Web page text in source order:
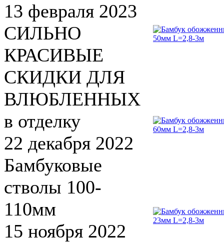
13 февраля 2023
СИЛЬНО
КРАСИВЫЕ
СКИДКИ ДЛЯ
ВЛЮБЛЕННЫХ
в отделку
22 декабря 2022
Бамбуковые
стволы 100-
110мм
15 ноября 2022